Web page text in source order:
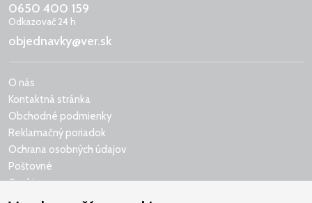
0650 400 159
Odkazovač 24 h
objednavky@ver.sk
O nás
Kontaktná stránka
Obchodné podmienky
Reklamačný poriadok
Ochrana osobných údajov
Poštovné
Cookies